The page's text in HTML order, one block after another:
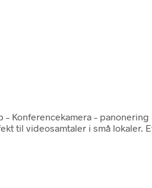
– Konferencekamera –
til videosamtaler i små lokaler.